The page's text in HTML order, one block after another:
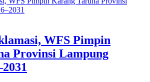
WFS Pimpin
Provinsi Lampung